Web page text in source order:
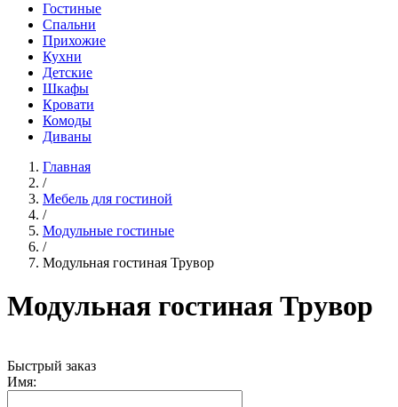
Гостиные
Спальни
Прихожие
Кухни
Детские
Шкафы
Кровати
Комоды
Диваны
Главная
/
Мебель для гостиной
/
Модульные гостиные
/
Модульная гостиная Трувор
Модульная гостиная Трувор
Быстрый заказ
Имя: